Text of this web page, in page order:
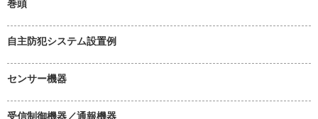
巻頭
自主防犯システム設置例
センサー機器
受信制御機器／通報機器